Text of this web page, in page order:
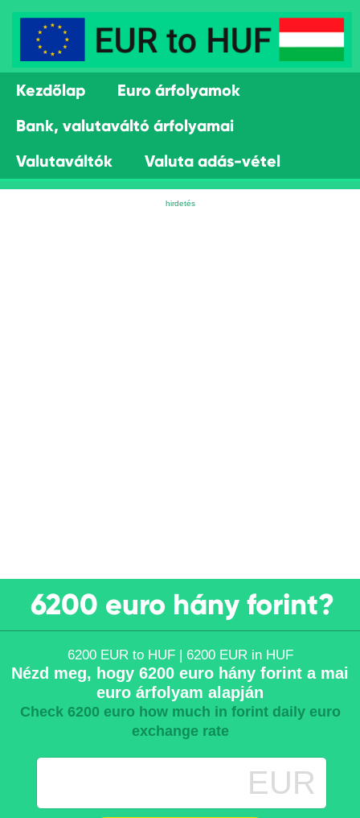
Kezdőlap
Euro árfolyamok
Bank, valutaváltó árfolyamai
Valutaváltók
Valuta adás-vétel
6200 euro hány forint?
6200 EUR to HUF | 6200 EUR in HUF
Nézd meg, hogy 6200 euro hány forint a mai
euro árfolyam alapján
Check 6200 euro how much in forint daily euro
exchange rate
EUR